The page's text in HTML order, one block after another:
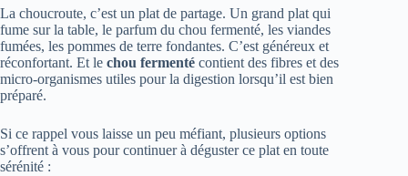
La choucroute, c’est un plat de partage. Un grand plat qui
fume sur la table, le parfum du chou fermenté, les viandes
fumées, les pommes de terre fondantes. C’est généreux et
réconfortant. Et le chou fermenté contient des fibres et des
micro-organismes utiles pour la digestion lorsqu’il est bien
préparé.
Si ce rappel vous laisse un peu méfiant, plusieurs options
s’offrent à vous pour continuer à déguster ce plat en toute
sérénité :